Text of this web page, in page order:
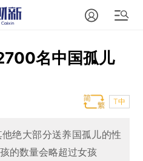
名中国孤儿
T中
绝大部分送养国孤儿的性
的数量会略超过女孩